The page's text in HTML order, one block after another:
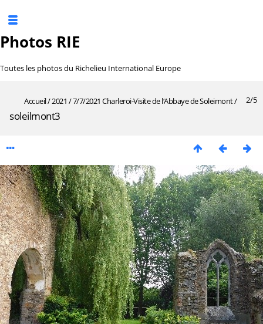
Photos RIE
Toutes les photos du Richelieu International Europe
2/5
Accueil/2021 /7/7/2021 Charleroi-Visite de l‘Abbaye de Soleimont/
soleilmont3